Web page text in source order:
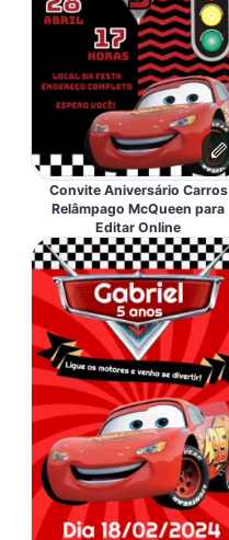
Convite Aniversário Carros
Relâmpago McQueen para
Editar Online